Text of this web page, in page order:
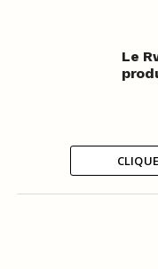
Le